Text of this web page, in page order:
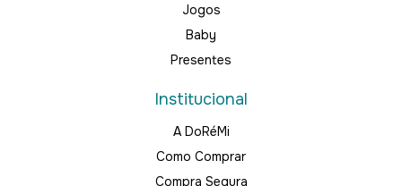
Jogos
Baby
Presentes
Institucional
A DoRéMi
Como Comprar
Compra Segura